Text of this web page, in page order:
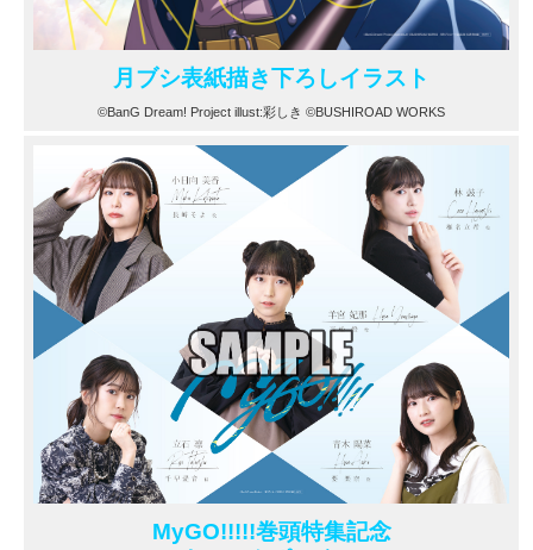
月ブシ表紙描き下ろしイラスト
©BanG Dream! Project illust:彩しき ©BUSHIROAD WORKS
MyGO!!!!!巻頭特集記念